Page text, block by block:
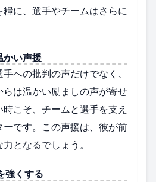
糧に、選手やチームはさらに
かい声援
への批判の声だけでなく、
は温かい励ましの声が寄せ
こそ、チームと選手を支え
ーです。この声援は、彼が前
となるでしょう。
強くする